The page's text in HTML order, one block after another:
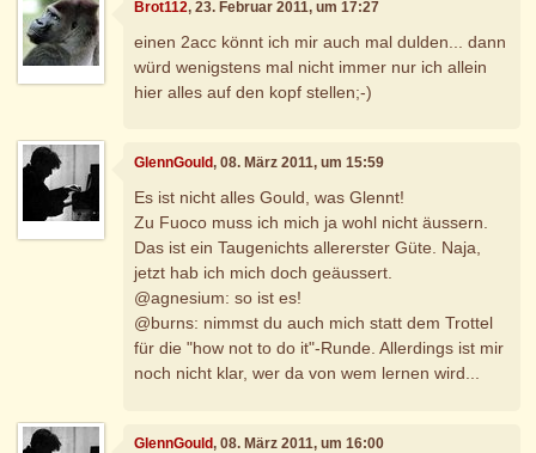
Brot112, 23. Februar 2011, um 17:27
einen 2acc könnt ich mir auch mal dulden... dann
würd wenigstens mal nicht immer nur ich allein
hier alles auf den kopf stellen;-)
GlennGould, 08. März 2011, um 15:59
Es ist nicht alles Gould, was Glennt!
Zu Fuoco muss ich mich ja wohl nicht äussern.
Das ist ein Taugenichts allererster Güte. Naja,
jetzt hab ich mich doch geäussert.
@agnesium: so ist es!
@burns: nimmst du auch mich statt dem Trottel
für die "how not to do it"-Runde. Allerdings ist mir
noch nicht klar, wer da von wem lernen wird...
GlennGould, 08. März 2011, um 16:00